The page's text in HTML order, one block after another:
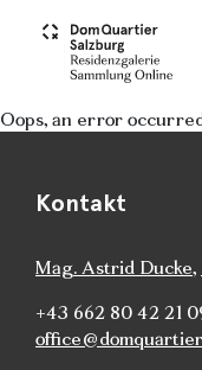
Oops, an error
Kontakt
Mag. Astrid Ducke,
+43 662 80 42 21